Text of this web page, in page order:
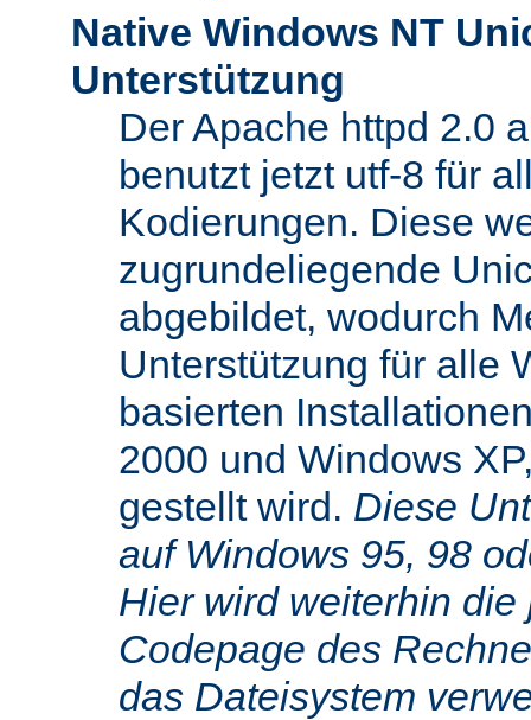
Native Windows NT
Unterstützung
Der Apache httpd 2.0
benutzt jetzt utf-8 für
Kodierungen. Diese
zugrundeliegende
abgebildet, wodurch
Unterstützung für alle
basierten
2000 und Windows
gestellt wird. Diese
auf Windows 95, 98
Hier wird weiterhin
Codepage des
das Dateisystem